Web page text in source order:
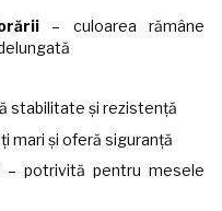
– culoarea rămâne
stabilitate și rezistență
mari și oferă siguranță
– potrivită pentru mesele